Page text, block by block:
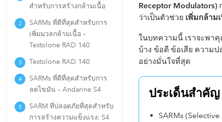
สำหรับการสร้างกล้ามเนื้อ
SARMs ที่ดีที่สุดสำหรับการ
เพิ่มมวลกล้ามเนื้อ –
Testolone RAD 140
Testolone RAD 140
SARMs ที่ดีที่สุดสำหรับการ
ลดไขมัน – Andarine S4
SARM ที่ปลอดภัยที่สุดสำหรับ
การสร้างความแข็งแรง: S4
Receptor Modulators)
ว่าเป็นตัวช่วย เพิ่มกล้าม
ในบทความนี้ เราจะพาคุ
บ้าง ข้อดี ข้อเสีย ความ
อย่างมั่นใจที่สุด
ประเด็นสำคัญ
SARMs